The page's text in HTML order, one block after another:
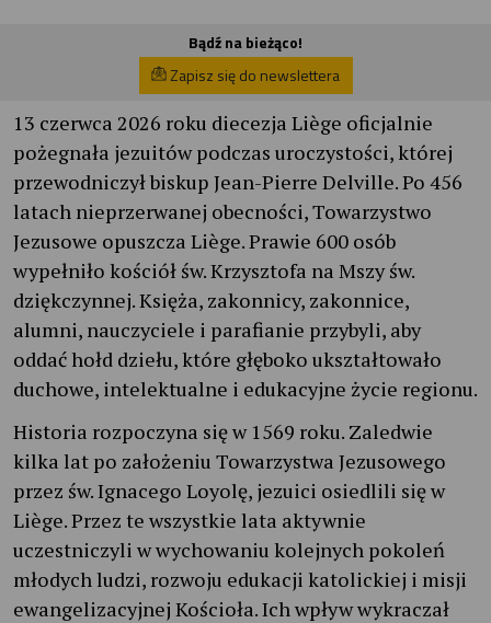
Bądź na bieżąco!
Zapisz się do newslettera
13 czerwca 2026 roku diecezja Liège oficjalnie
pożegnała jezuitów podczas uroczystości, której
przewodniczył biskup Jean-Pierre Delville. Po 456
latach nieprzerwanej obecności, Towarzystwo
Jezusowe opuszcza Liège. Prawie 600 osób
wypełniło kościół św. Krzysztofa na Mszy św.
dziękczynnej. Księża, zakonnicy, zakonnice,
alumni, nauczyciele i parafianie przybyli, aby
oddać hołd dziełu, które głęboko ukształtowało
duchowe, intelektualne i edukacyjne życie regionu.
Historia rozpoczyna się w 1569 roku. Zaledwie
kilka lat po założeniu Towarzystwa Jezusowego
przez św. Ignacego Loyolę, jezuici osiedlili się w
Liège. Przez te wszystkie lata aktywnie
uczestniczyli w wychowaniu kolejnych pokoleń
młodych ludzi, rozwoju edukacji katolickiej i misji
ewangelizacyjnej Kościoła. Ich wpływ wykraczał